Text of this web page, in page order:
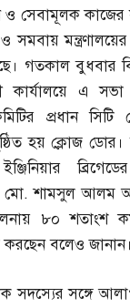
ও সেবামূলক কাজের
ও সমবায়
গতকাল বুধবার
কার্যালয়ে এ
প্রধান সিটি
হয় ক্লোজ ডোর।
মো.শামসুল আলম
৮০ শতাংশ
বলেও জানান।
সদস্যের সঙ্গে